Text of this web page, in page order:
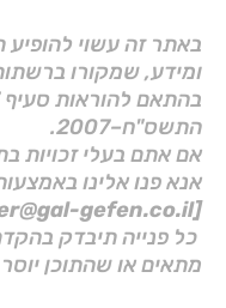
באתר זה עשוי להופיע
ומידע, שמקורו
התשס"ח–2007.
אם אתם בעלי זכויות
אנא פנו אלינו
[Manager@gal-gefen.co.il]
כל פנייה תיבדק
מתאים או שהתוכן